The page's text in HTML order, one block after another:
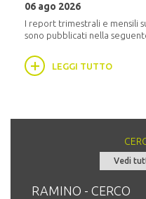
06 ago 2026
I report trimestrali e mensili
sono pubblicati nella
LEGGI TUTTO
Vedi
RAMINO - CERCO